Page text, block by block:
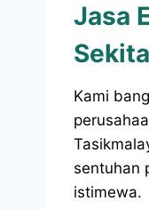
Jasa
Kami
sentuhan
istimewa.